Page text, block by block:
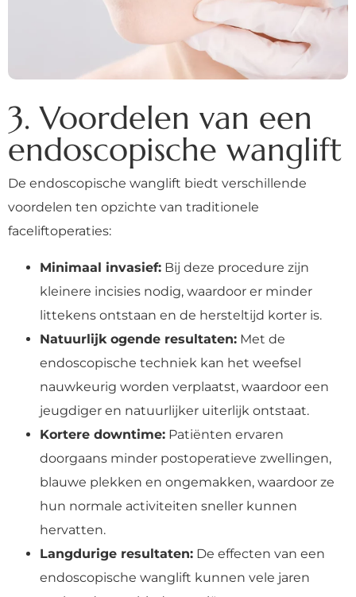
3. Voordelen van een
endoscopische wanglift
De endoscopische wanglift biedt verschillende
voordelen ten opzichte van traditionele
faceliftoperaties:
Minimaal invasief: Bij deze procedure zijn
kleinere incisies nodig, waardoor er minder
littekens ontstaan en de hersteltijd korter is.
Natuurlijk ogende resultaten: Met de
endoscopische techniek kan het weefsel
nauwkeurig worden verplaatst, waardoor een
jeugdiger en natuurlijker uiterlijk ontstaat.
Kortere downtime: Patiënten ervaren
doorgaans minder postoperatieve zwellingen,
blauwe plekken en ongemakken, waardoor ze
hun normale activiteiten sneller kunnen
hervatten.
Langdurige resultaten: De effecten van een
endoscopische wanglift kunnen vele jaren